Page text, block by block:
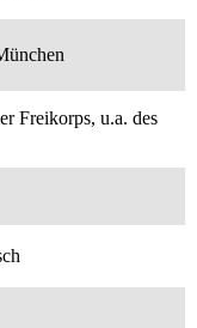
Freikorps, u.a. des